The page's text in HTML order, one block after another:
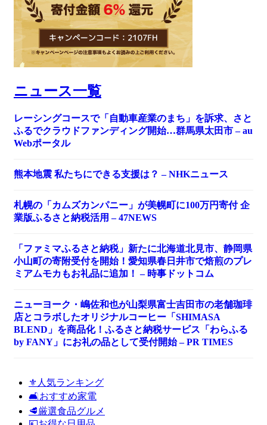
ニュース一覧
レーシングコースで「自動車産業のまち」を訴求、さと
ふるでクラウドファンディング開始…群馬県太田市 – au
Webポータル
熊本地震 私たちにできる支援は？ – NHKニュース
札幌の「カムズカンパニー」が美幌町に100万円寄付 企
業版ふるさと納税活用 – 47NEWS
「ファミマふるさと納税」新たに北海道北見市、静岡県
小山町の寄附受付を開始！愛知県春日井市で焙煎のプレ
ミアムモカもお礼品に追加！ – 時事ドットコム
ニューヨーク・嶋佐和也が山梨県富士吉田市の老舗珈琲
店とコラボしたオリジナルコーヒー「SHIMASA
BLEND」を商品化！ふるさと納税サービス「わらふる
by FANY」にお礼の品として受付開始 – PR TIMES
⚜️人気ランキング
🛋️おすすめ家電
🥩厳選食品グルメ